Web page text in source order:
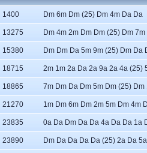
1400 Dm 6m Dm (25) Dm 4m Da Da
13275 Dm 4m 2m Dm Dm (25) Dm
15380 Dm Dm Da 5m 9m (25) Dm Da
18715 2m 1m 2a Da 2a 9a 2a 4a (25)
18865 7m Dm Da Dm 5m Dm (25)
21270 1m Dm 6m Dm 2m 5m Dm 4m
23835 0a Da Dm Da Da 4a Da Da 1a
23890 Dm Da Da Da Da (25) 2a Da